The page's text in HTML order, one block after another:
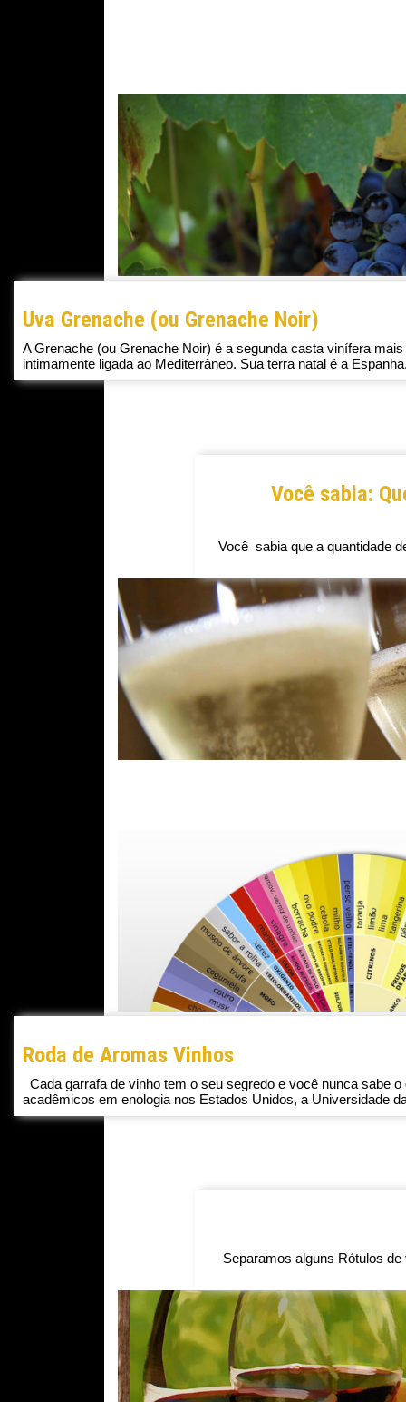
Uva Grenache (ou Grenache Noir)
A Grenache (ou Grenache Noir) é a segunda casta vinífera
intimamente ligada ao Mediterrâneo. Sua terra natal é a
Você sabia:
Você sabia que a quantidade
Roda de Aromas Vinhos
Cada garrafa de vinho tem o seu segredo e você nunca sabe
acadêmicos em enologia nos Estados Unidos, a Universidade
Separamos alguns Rótulos